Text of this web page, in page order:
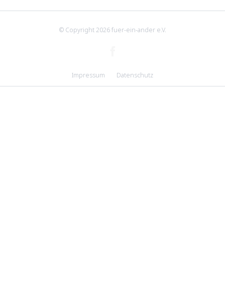
© Copyright 2026 fuer-ein-ander e.V.
Navigation
überspringen
Impressum Datenschutz